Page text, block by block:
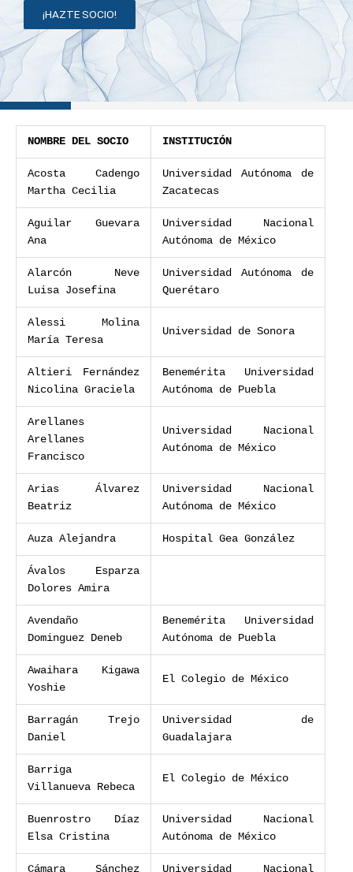
¡HAZTE SOCIO!
NOMBRE DEL SOCIO INSTITUCIÓN
Acosta Cadengo
Martha Cecilia
Universidad Autónoma de
Zacatecas
Aguilar Guevara
Ana
Universidad Nacional
Autónoma de México
Alarcón Neve
Luisa Josefina
Universidad Autónoma de
Querétaro
Alessi Molina
María Teresa
Universidad de Sonora
Altieri Fernández
Nicolina Graciela
Benemérita Universidad
Autónoma de Puebla
Arellanes
Arellanes
Francisco
Universidad Nacional
Autónoma de México
Arias Álvarez
Beatriz
Universidad Nacional
Autónoma de México
Auza Alejandra Hospital Gea González
Ávalos Esparza
Dolores Amira
Avendaño
Dominguez Deneb
Benemérita Universidad
Autónoma de Puebla
Awaihara Kigawa
Yoshie
El Colegio de México
Barragán Trejo
Daniel
Universidad de
Guadalajara
Barriga
Villanueva Rebeca
El Colegio de México
Buenrostro Díaz
Elsa Cristina
Universidad Nacional
Autónoma de México
Cámara Sánchez
Universidad Nacional